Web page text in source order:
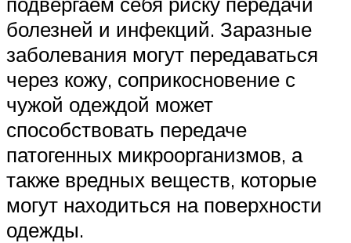
болезней и инфекций. Заразные
заболевания могут передаваться
через кожу, соприкосновение с
чужой одеждой может
способствовать передаче
патогенных микроорганизмов, а
также вредных веществ, которые
могут находиться на поверхности
одежды.